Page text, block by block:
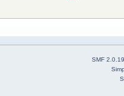
SMF 2.0.19